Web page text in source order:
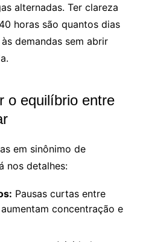
alternadas. Ter clareza
horas são quantos dias
demandas sem abrir
o equilíbrio entre
em sinônimo de
nos detalhes:
Pausas curtas entre
concentração e